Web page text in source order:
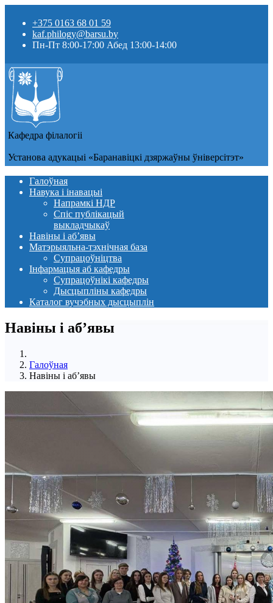
+375 0163 68 01 59
kaf.philogy@barsu.by
Пн-Пт 8:00-17:00 Абед 13:00-14:00
Кафедра фiлалогii
Установа адукацыi «Баранавіцкі дзяржаўны ўніверсітэт»
Галоўная
Навука і інавацыі
Напрамкі НДР
Спіс публікацый
выкладчыкаў
Навіны i аб’явы
Матэрыяльна-тэхнічная база
Супрацоўніцтва
Інфармацыя аб кафедры
Супрацоўнікі кафедры
Дысцыпліны кафедры
Каталог вучэбных дысцыплін
Навіны i аб’явы
Галоўная
Навіны i аб’явы